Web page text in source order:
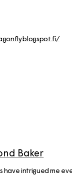
Baker
have intrigued me